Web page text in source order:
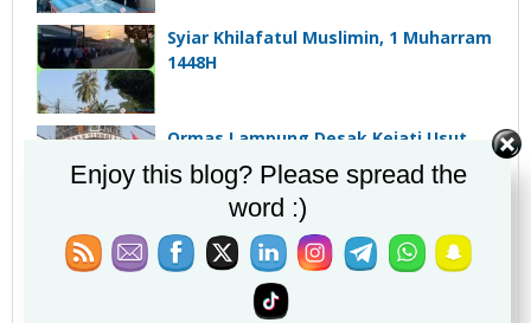
Syiar Khilafatul Muslimin, 1 Muharram
1448H
Ormas Lampung Desak Kejati Usut
Tuntas Pembangunan Gedung MBG,
Diduga Tak Berpihak pada
Kepentingan Rakyat
Aikon Wisata Religi Tower Mesjid
Alfurqon Mangkrak
Enjoy this blog? Please spread the
word :)